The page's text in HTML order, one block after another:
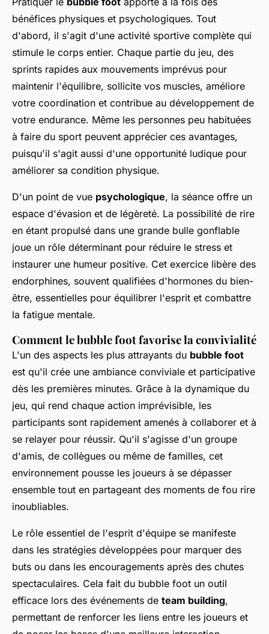
bénéfices physiques et psychologiques. Tout
d'abord, il s'agit d'une activité sportive complète qui
stimule le corps entier. Chaque partie du jeu, des
sprints rapides aux mouvements imprévus pour
maintenir l'équilibre, sollicite vos muscles, améliore
votre coordination et contribue au développement de
votre endurance. Même les personnes peu habituées
à faire du sport peuvent apprécier ces avantages,
puisqu'il s'agit aussi d'une opportunité ludique pour
améliorer sa condition physique.
D'un point de vue psychologique, la séance offre un
espace d'évasion et de légèreté. La possibilité de rire
en étant propulsé dans une grande bulle gonflable
joue un rôle déterminant pour réduire le stress et
instaurer une humeur positive. Cet exercice libère des
endorphines, souvent qualifiées d'hormones du bien-
être, essentielles pour équilibrer l'esprit et combattre
la fatigue mentale.
Comment le bubble foot favorise la convivialité
L'un des aspects les plus attrayants du bubble foot
est qu'il crée une ambiance conviviale et participative
dès les premières minutes. Grâce à la dynamique du
jeu, qui rend chaque action imprévisible, les
participants sont rapidement amenés à collaborer et à
se relayer pour réussir. Qu'il s'agisse d'un groupe
d'amis, de collègues ou même de familles, cet
environnement pousse les joueurs à se dépasser
ensemble tout en partageant des moments de fou rire
inoubliables.
Le rôle essentiel de l'esprit d'équipe se manifeste
dans les stratégies développées pour marquer des
buts ou dans les encouragements après des chutes
spectaculaires. Cela fait du bubble foot un outil
efficace lors des événements de team building,
permettant de renforcer les liens entre les joueurs et